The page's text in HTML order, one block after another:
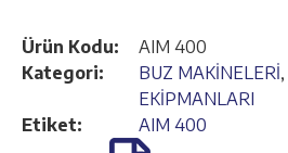
Ürün Kodu:
AIM 400
Kategori:
BUZ MAKİNELERİ,
EKİPMANLARI
Etiket:
AIM 400